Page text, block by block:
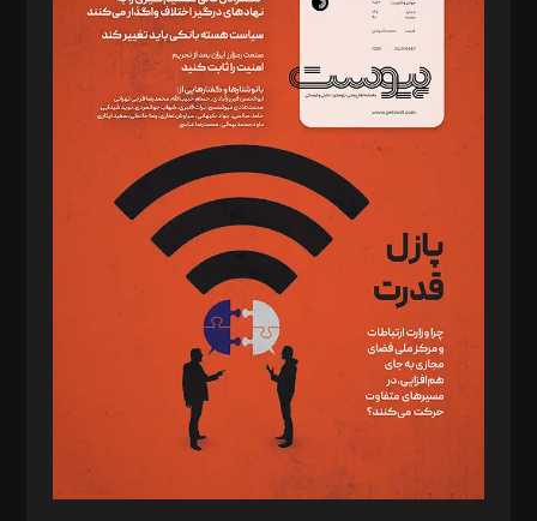
دبیر تحریریه: میثم قاسمی
د‌بیر ناداستان: سمانه سمیع
د‌بیر خدمت و تجارت: ابوالفضل رجبی
د‌بیر حقوق فناوری: حسام‌الدین ایپکچی
د‌بیر پیوست جهان: مینا پاکدل
د‌بیر تحریریه آنلاین: بابک نقاش
تحریریه‌: مجتبی محمود‌ی، آرش برهمند، یسنا امان‌پور، سروش کرمیان،
مصطفی مسجدی آرانی، ابوالفضل رجبی، زهرا فکرانه، فائزه فتحی
رستمی،مصطفی باستان
ویرایش: نگار استاد‌‌آقا
طراح یونیفرم: مجید توکلی
فیلمبرداری و عکاسی: امیر شفیعی، مانی لطفی زاده
گرافیک و صفحه‌آرایی: سید‌سبحان‌علی ثابت
مد‌یر توسعه تجاری: کامبیز برید‌
امور مالی: شاپور رهبری، محمد‌ کاظمی‌نیا